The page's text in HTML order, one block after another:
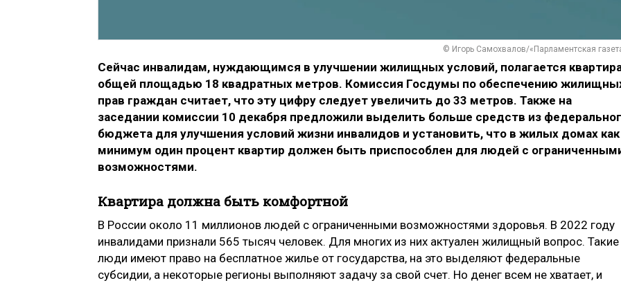
© Игорь Самохвалов/«Парламентская
Сейчас инвалидам, нуждающимся в улучшении жилищных условий, полагается
общей площадью 18 квадратных метров. Комиссия Госдумы по обеспечению
прав граждан считает, что эту цифру следует увеличить до 33 метров. Также на
заседании комиссии 10 декабря предложили выделить больше средств из
бюджета для улучшения условий жизни инвалидов и установить, что в жилых домах как
минимум один процент квартир должен быть приспособлен для людей с
возможностями.
Квартира должна быть комфортной
В России около 11 миллионов людей с ограниченными возможностями здоровья. В 2022 году
инвалидами признали 565 тысяч человек. Для многих из них актуален жилищный вопрос. Такие
люди имеют право на бесплатное жилье от государства, на это выделяют федеральные
субсидии, а некоторые регионы выполняют задачу за свой счет. Но денег всем не хватает, и